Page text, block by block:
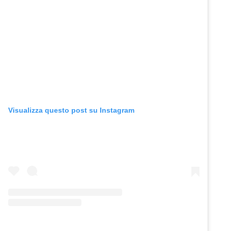
Visualizza questo post su Instagram